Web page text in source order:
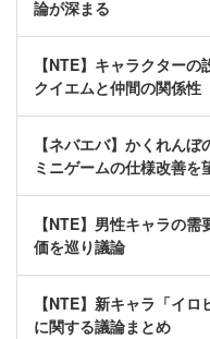
論が深まる
【NTE】キャラクター
クイエムと仲間の関係性
【ネバエバ】かくれん
ミニゲームの仕様改善を
【NTE】男性キャラの
価を巡り議論
【NTE】新キャラ「イ
に関する議論まとめ